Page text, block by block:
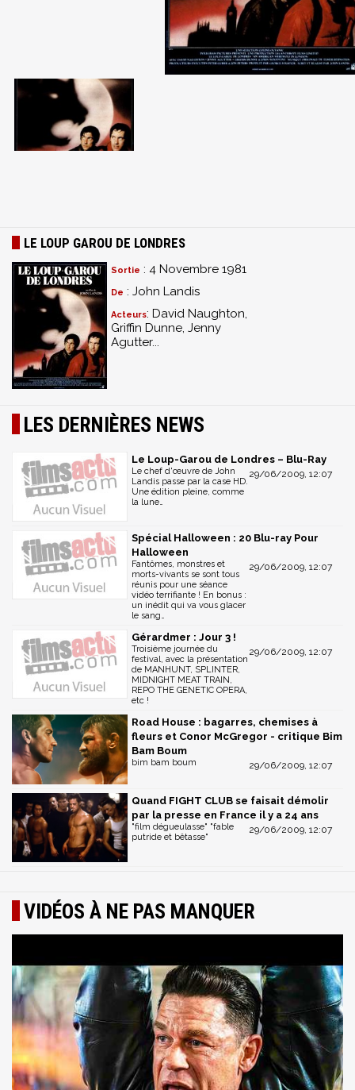
LE LOUP GAROU DE LONDRES
Sortie : 4 Novembre 1981
De : John Landis
Acteurs: David Naughton,
Griffin Dunne, Jenny
Agutter...
LES DERNIÈRES NEWS
Le Loup-Garou de Londres – Blu-Ray
29/06/2009, 12:07
Le chef d'œuvre de John
Landis passe par la case HD.
Une édition pleine, comme
la lune…
Spécial Halloween : 20 Blu-ray Pour
Halloween
29/06/2009, 12:07
Fantômes, monstres et
morts-vivants se sont tous
réunis pour une séance
vidéo terrifiante ! En bonus :
un inédit qui va vous glacer
le sang…
Gérardmer : Jour 3 !
29/06/2009, 12:07
Troisième journée du
festival, avec la présentation
de MANHUNT, SPLINTER,
MIDNIGHT MEAT TRAIN,
REPO THE GENETIC OPERA,
etc !
Road House : bagarres, chemises à
fleurs et Conor McGregor - critique Bim
Bam Boum
29/06/2009, 12:07
bim bam boum
Quand FIGHT CLUB se faisait démolir
par la presse en France il y a 24 ans
29/06/2009, 12:07
"film dégueulasse" "fable
putride et bêtasse"
VIDÉOS À NE PAS MANQUER